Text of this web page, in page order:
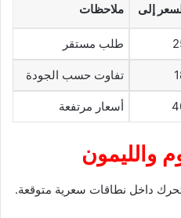
إلى ملاحظات
طلب مستقر
تفاوت حسب الجودة
أسعار مرتفعة
والليمون
داخل نطاقات سعرية متوقعة.